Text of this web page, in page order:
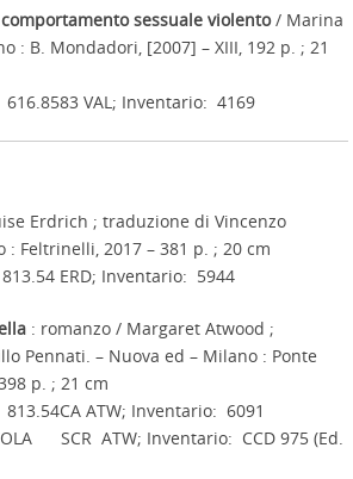
sessuale violento/ Marina
: B. Mondadori, [2007] – XIII, 192 p. ; 21
VAL; Inventario: 4169
Erdrich ; traduzione di Vincenzo
: Feltrinelli, 2017 – 381 p. ; 20 cm
ERD; Inventario: 5944
: romanzo / Margaret Atwood ;
Pennati. – Nuova ed – Milano : Ponte
p. ; 21 cm
ATW; Inventario: 6091
SCR ATW; Inventario: CCD 975 (Ed.